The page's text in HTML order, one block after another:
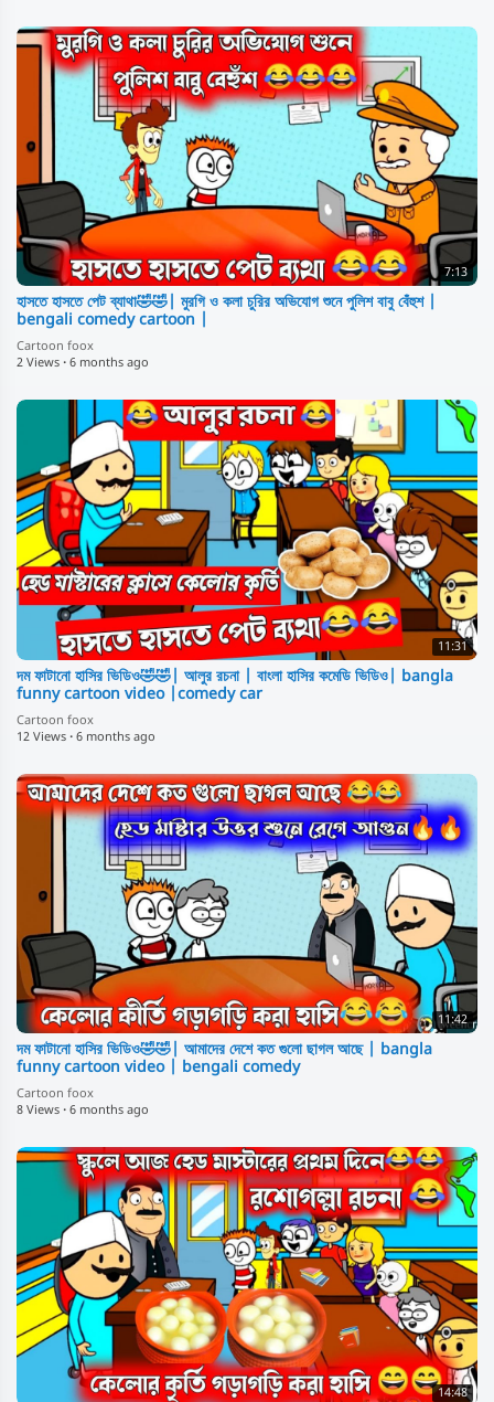
7:13
হাসতে হাসতে পেট ব্যাথা🤣🤣| মুরগি ও কলা চুরির অভিযোগ শুনে পুলিশ বাবু বেঁহুশ |
bengali comedy cartoon |
Cartoon foox
2 Views · 6 months ago
11:31
দম ফাটানো হাসির ভিডিও🤣🤣| আলুর রচনা | বাংলা হাসির কমেডি ভিডিও| bangla
funny cartoon video |comedy car
Cartoon foox
12 Views · 6 months ago
11:42
দম ফাটানো হাসির ভিডিও🤣🤣| আমাদের দেশে কত গুলো ছাগল আছে | bangla
funny cartoon video | bengali comedy
Cartoon foox
8 Views · 6 months ago
14:48